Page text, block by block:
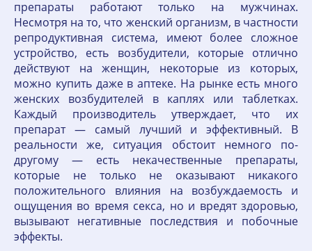
препараты работают только на мужчинах.
Несмотря на то, что женский организм, в частности
репродуктивная система, имеют более сложное
устройство, есть возбудители, которые отлично
действуют на женщин, некоторые из которых,
можно купить даже в аптеке. На рынке есть много
женских возбудителей в каплях или таблетках.
Каждый производитель утверждает, что их
препарат — самый лучший и эффективный. В
реальности же, ситуация обстоит немного по-
другому — есть некачественные препараты,
которые не только не оказывают никакого
положительного влияния на возбуждаемость и
ощущения во время секса, но и вредят здоровью,
вызывают негативные последствия и побочные
эффекты.